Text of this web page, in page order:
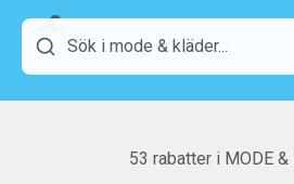
🌊
53 rabatter i MODE &